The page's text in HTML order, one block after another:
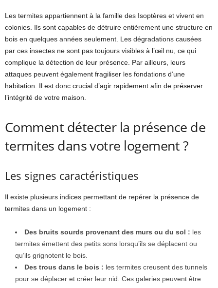
Les termites appartiennent à la famille des Isoptères et vivent en
colonies. Ils sont capables de détruire entièrement une structure en
bois en quelques années seulement. Les dégradations causées
par ces insectes ne sont pas toujours visibles à l’œil nu, ce qui
complique la détection de leur présence. Par ailleurs, leurs
attaques peuvent également fragiliser les fondations d’une
habitation. Il est donc crucial d’agir rapidement afin de préserver
l’intégrité de votre maison.
Comment détecter la présence de
termites dans votre logement ?
Les signes caractéristiques
Il existe plusieurs indices permettant de repérer la présence de
termites dans un logement :
Des bruits sourds provenant des murs ou du sol : les
termites émettent des petits sons lorsqu’ils se déplacent ou
qu’ils grignotent le bois.
Des trous dans le bois : les termites creusent des tunnels
pour se déplacer et créer leur nid. Ces galeries peuvent être